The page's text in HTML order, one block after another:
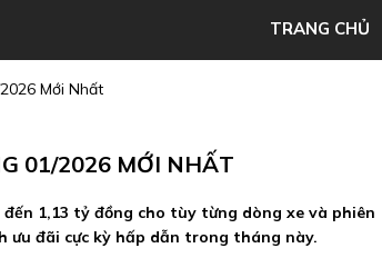
TRANG CHỦ
Mới Nhất
01/2026 MỚI NHẤT
1,13 tỷ đồng cho tùy từng dòng xe và phiên
ưu đãi cực kỳ hấp dẫn trong tháng này.